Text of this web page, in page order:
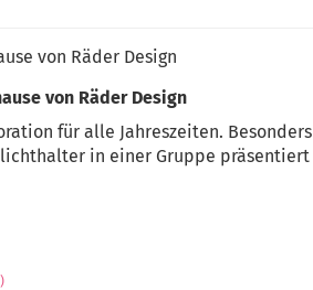
von Räder Design
von Räder Design
für alle Jahreszeiten. Besonders
in einer Gruppe präsentiert